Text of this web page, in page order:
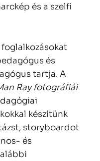
és a szelfi
és
tartja. A
Ray fotográfiái
készítünk
storyboardot
és